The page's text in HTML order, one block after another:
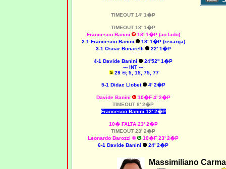
TIMEOUT 14' 1�P
TIMEOUT 18' 1�P
Francesco Banini
18' 1�P (ao lado)
2-1 Francesco Banini
18' 1�P (recarga)
3-1 Oscar Bonarelli
22' 1�P
4-1 Davide Banini
24'52'' 1�P
--- INT ---
29 ®; 5, 15, 75, 77
5-1 Didac Llobet 4' 2�P
Davide Banini
10�F 4' 2�P
TIMEOUT 8' 2�P
Francesco Banini 12' 2�P
10� FALTA 23' 2�P
TIMEOUT 23' 2�P
Leonardo Barozzi ®
10�F 23' 2�P
6-1 Davide Banini
24' 2�P
Massimiliano